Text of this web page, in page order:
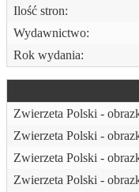
Ilość stron:
Wydawnictwo:
Rok wydania:
Zwierzeta Polski -
Zwierzeta Polski -
Zwierzeta Polski -
Zwierzeta Polski -